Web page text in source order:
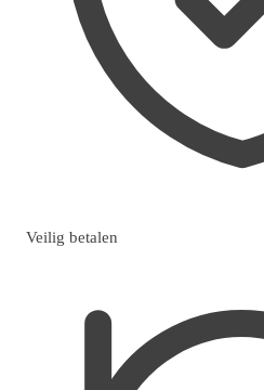
Veilig betalen